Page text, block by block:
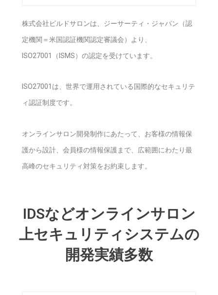
株式会社ビルドサロンは、ジーサーティ・ジャパン（認
定機関＝米国認証機関認定審議会）より、
ISO27001（ISMS）の認定を受けています。
ISO27001は、世界で運用されている国際的なセキュリテ
ィ認証制度です。
オンラインサロン開発制作にあたって、お客様の情報保
護から設計、会員様の情報保護まで、広範囲にわたり最
高峰のセキュリティ対策をお約束します。
IDSなどオンラインサロン
上セキュリティシステムの
開発実績多数